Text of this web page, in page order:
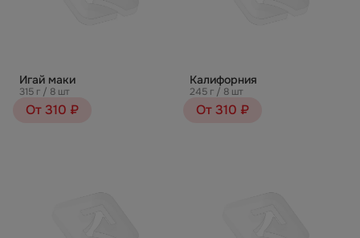
Игай маки
315 г / 8 шт
От 310 ₽
Калифорния
245 г / 8 шт
От 310 ₽